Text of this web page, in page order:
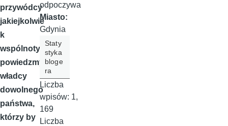
przywódcy
jakiejkolwie
k
wspólnoty,
powiedzmy,
władcy
dowolnego
państwa,
którzy by
odpoczywa
Miasto:
Gdynia
Staty
styka
bloge
ra
Liczba
wpisów: 1,
169
Liczba